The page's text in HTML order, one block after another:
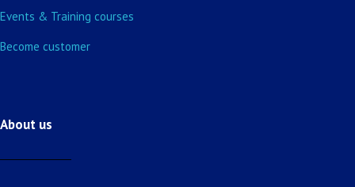
Events & Training courses
Become customer
About us